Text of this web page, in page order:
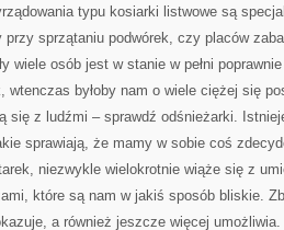
typu kosiarki listwowe są
przy sprzątaniu podwórek, czy placów
wiele osób jest w stanie w pełni
wtenczas byłoby nam o wiele ciężej się
się z ludźmi – sprawdź odśnieżarki.
sprawiają, że mamy w sobie coś
niezwykle wielokrotnie wiąże się z
które są nam w jakiś sposób bliskie.
a również jeszcze więcej umożliwia.